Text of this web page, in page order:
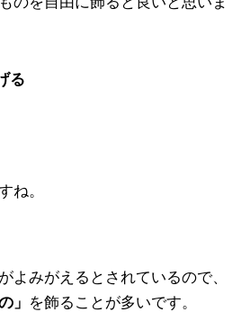
る
ね。
よみがえるとされているので、
」 を飾ることが多いです。